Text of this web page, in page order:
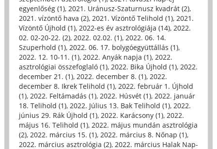
egyenlőség (1), 2021. Uránusz-Szaturnusz kvadrát (2),
2021. vízöntő hava (2), 2021. Vízöntő Telihold (1), 2021.
Vízöntő Újhold (1), 2022-es év asztrológiája (14), 2022.
02. 02-20-22. (2), 2022. 02.02. (1), 2022. 06. 14.
Szuperhold (1), 2022. 06. 17. bolygóegyüttállás (1),
2022. 12. 10-11. (1), 2022. Anyák napja (1), 2022.
asztrológiai összefoglaló (1), 2022. Bika Újhold (1), 2022.
december 21. (1), 2022. december 8. (1), 2022.
december 8. Ikrek Telihold (1), 2022. február 1. Újhold
(1), 2022. Feltámadás (1), 2022. Húsvét (1), 2022. január
18. Telihold (1), 2022. Július 13. Bak Telihold (1), 2022.
június 29. Rák Újhold (1), 2022. Karácsony (1), 2022.
május 16. Telihold (1), 2022. május mundán asztrológia
(2), 2022. március 15. (1), 2022. március 8. Nőnap (1),
2022. március asztrológia (2), 2022. március Halak Nap-